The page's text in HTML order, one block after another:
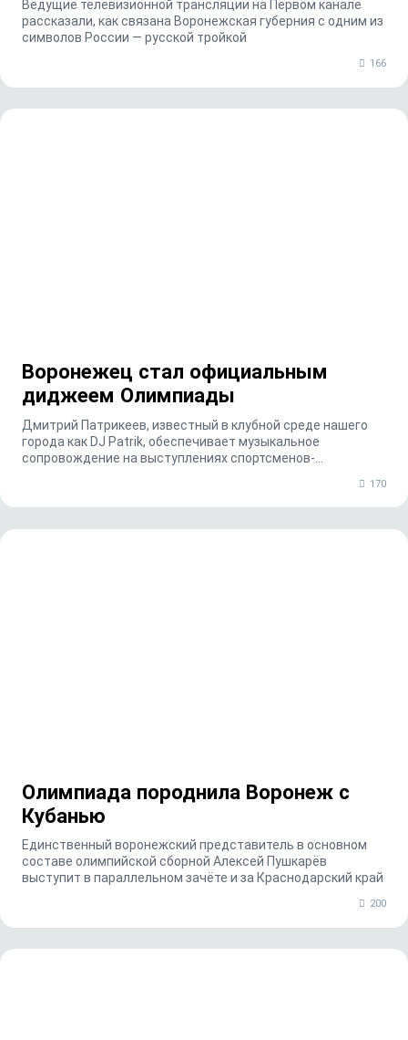
Ведущие телевизионной трансляции на Первом канале
рассказали, как связана Воронежская губерния с одним из
символов России — русской тройкой
166
Воронежец стал официальным
диджеем Олимпиады
Дмитрий Патрикеев, известный в клубной среде нашего
города как DJ Patrik, обеспечивает музыкальное
сопровождение на выступлениях спортсменов-
170
Олимпиада породнила Воронеж с
Кубанью
Единственный воронежский представитель в основном
составе олимпийской сборной Алексей Пушкарёв
выступит в параллельном зачёте и за Краснодарский край
200